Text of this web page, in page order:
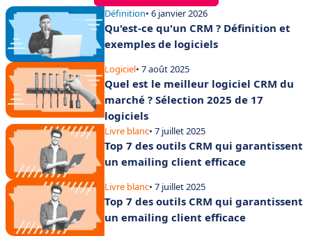
Définition• 6 janvier 2026
Qu'est-ce qu'un CRM ? Définition et
exemples de logiciels
Logiciel• 7 août 2025
Quel est le meilleur logiciel CRM du
marché ? Sélection 2025 de 17
logiciels
Livre blanc• 7 juillet 2025
Top 7 des outils CRM qui garantissent
un emailing client efficace
Livre blanc• 7 juillet 2025
Top 7 des outils CRM qui garantissent
un emailing client efficace